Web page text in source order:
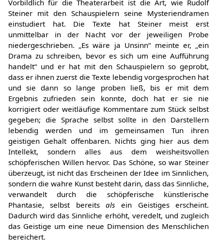
Vorbildlich für die Theaterarbeit ist die Art, wie Rudolf
Steiner mit den Schauspielern seine Mysteriendramen
einstudiert hat. Die Texte hat Steiner meist erst
unmittelbar in der Nacht vor der jeweiligen Probe
niedergeschrieben. „Es wäre ja Unsinn“ meinte er, „ein
Drama zu schreiben, bevor es sich um eine Aufführung
handelt“ und er hat mit den Schauspielern so geprobt,
dass er ihnen zuerst die Texte lebendig vorgesprochen hat
und sie dann so lange proben ließ, bis er mit dem
Ergebnis zufrieden sein konnte, doch hat er sie nie
korrigiert oder weitläufige Kommentare zum Stück selbst
gegeben; die Sprache selbst sollte in den Darstellern
lebendig werden und im gemeinsamen Tun ihren
geistigen Gehalt offenbaren. Nichts ging hier aus dem
Intellekt, sondern alles aus dem weisheitsvollen
schöpferischen Willen hervor. Das Schöne, so war Steiner
überzeugt, ist nicht das Erscheinen der Idee im Sinnlichen,
sondern die wahre Kunst besteht darin, dass das Sinnliche,
verwandelt durch die schöpferische künstlerische
Phantasie, selbst bereitsalsein Geistiges erscheint.
Dadurch wird das Sinnliche erhöht, veredelt, und zugleich
das Geistige um eine neue Dimension des Menschlichen